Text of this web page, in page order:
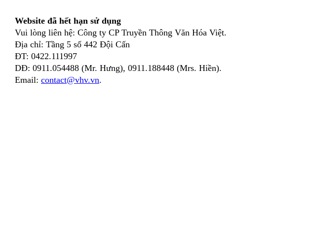
Website đã hết hạn sử dụng
Vui lòng liên hệ: Công ty CP Truyền Thông Văn Hóa Việt.
Địa chỉ: Tầng 5 số 442 Đội Cấn
ĐT: 0422.111997
DĐ: 0911.054488 (Mr. Hưng), 0911.188448 (Mrs. Hiền).
Email: contact@vhv.vn.